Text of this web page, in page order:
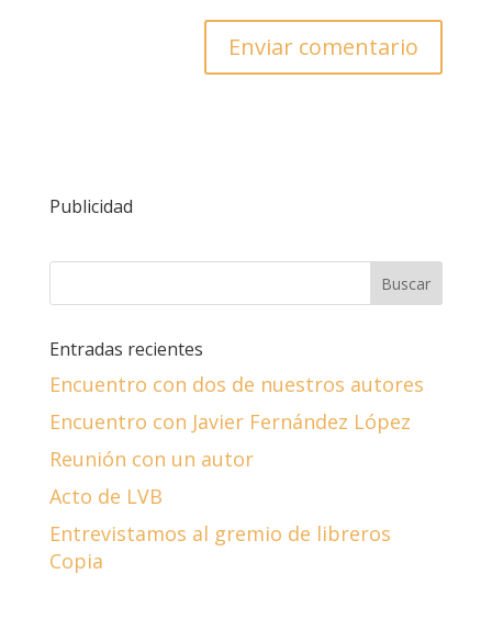
Publicidad
Entradas recientes
Encuentro con dos de nuestros autores
Encuentro con Javier Fernández López
Reunión con un autor
Acto de LVB
Entrevistamos al gremio de libreros
Copia